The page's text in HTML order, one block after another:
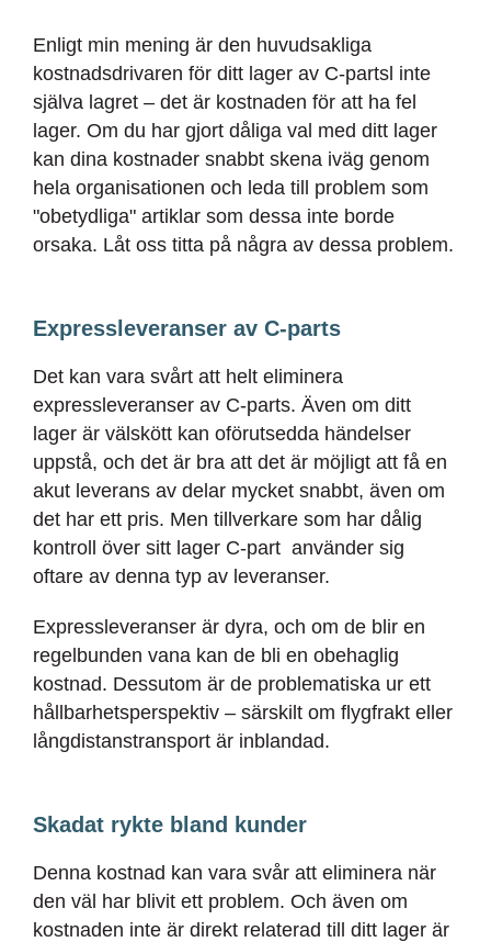
Enligt min mening är den huvudsakliga
kostnadsdrivaren för ditt lager av C-partsl inte
själva lagret – det är kostnaden för att ha fel
lager. Om du har gjort dåliga val med ditt lager
kan dina kostnader snabbt skena iväg genom
hela organisationen och leda till problem som
"obetydliga" artiklar som dessa inte borde
orsaka. Låt oss titta på några av dessa problem.
Expressleveranser av C-parts
Det kan vara svårt att helt eliminera
expressleveranser av C-parts. Även om ditt
lager är välskött kan oförutsedda händelser
uppstå, och det är bra att det är möjligt att få en
akut leverans av delar mycket snabbt, även om
det har ett pris. Men tillverkare som har dålig
kontroll över sitt lager C-part använder sig
oftare av denna typ av leveranser.
Expressleveranser är dyra, och om de blir en
regelbunden vana kan de bli en obehaglig
kostnad. Dessutom är de problematiska ur ett
hållbarhetsperspektiv – särskilt om flygfrakt eller
långdistanstransport är inblandad.
Skadat rykte bland kunder
Denna kostnad kan vara svår att eliminera när
den väl har blivit ett problem. Och även om
kostnaden inte är direkt relaterad till ditt lager är